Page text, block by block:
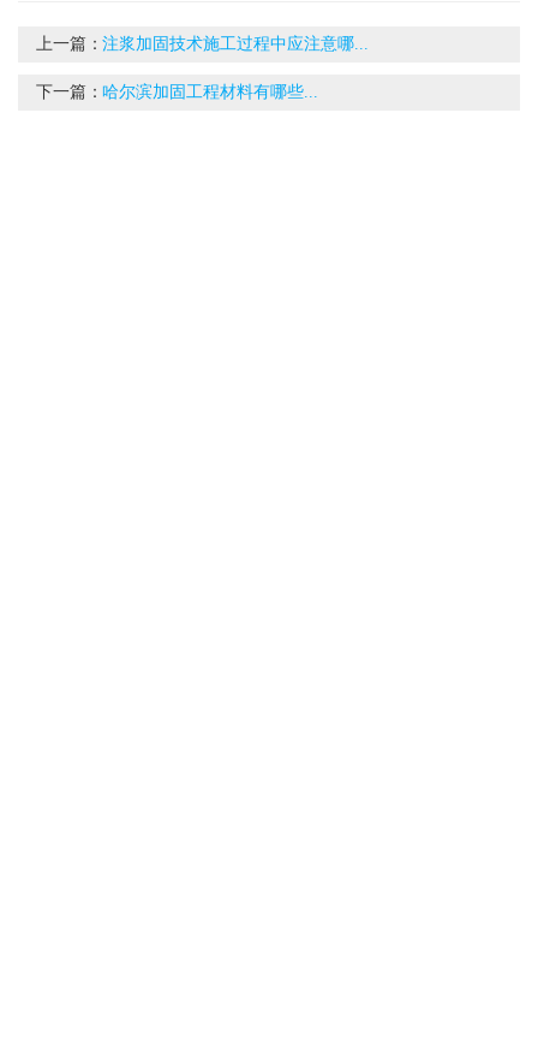
上一篇：注浆加固技术施工过程中应注意哪...
下一篇：哈尔滨加固工程材料有哪些...